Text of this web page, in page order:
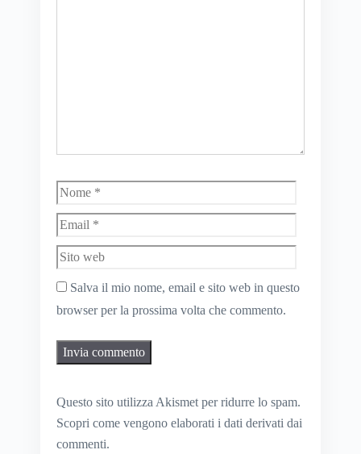
Nome
web
Salva il mio nome, email e sito web in questo
browser per la prossima volta che commento.
Questo sito utilizza Akismet per ridurre lo spam.
Scopri come vengono elaborati i dati derivati dai
commenti.